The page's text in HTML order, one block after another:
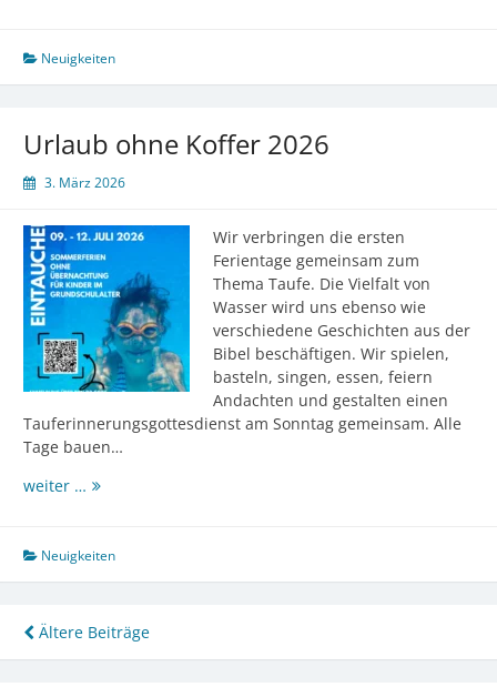
Neuigkeiten
Urlaub ohne Koffer 2026
3. März 2026
Wir verbringen die ersten
Ferientage gemeinsam zum
Thema Taufe. Die Vielfalt von
Wasser wird uns ebenso wie
verschiedene Geschichten aus der
Bibel beschäftigen. Wir spielen,
basteln, singen, essen, feiern
Andachten und gestalten einen
Tauferinnerungsgottesdienst am Sonntag gemeinsam. Alle
Tage bauen…
weiter … Urlaub
2026
Neuigkeiten
Beitragsnavigation
Ältere Beiträge